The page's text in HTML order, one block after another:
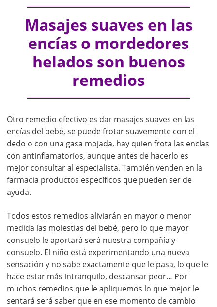
Masajes suaves en las
encías o mordedores
helados son buenos
remedios
Otro remedio efectivo es dar masajes suaves en las
encías del bebé, se puede frotar suavemente con el
dedo o con una gasa mojada, hay quien frota las encías
con antinflamatorios, aunque antes de hacerlo es
mejor consultar al especialista. También venden en la
farmacia productos específicos que pueden ser de
ayuda.
Todos estos remedios aliviarán en mayor o menor
medida las molestias del bebé, pero lo que mayor
consuelo le aportará será nuestra compañía y
consuelo. El niño está experimentando una nueva
sensación y no sabe exactamente que le pasa, lo que le
hace estar más intranquilo, descansar peor… Por
muchos remedios que le apliquemos lo que mejor le
sentará será saber que en ese momento de cambio